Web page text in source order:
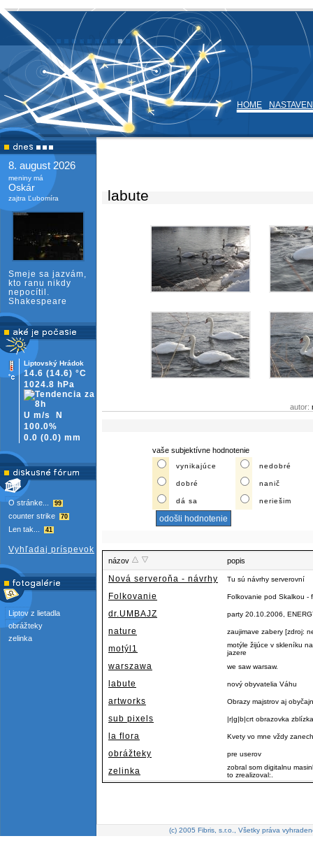
HOME
8. august 2026
meniny má
Oskár
zajtra Ľubomíra
Smeje sa jazvám,
kto ranu nikdy
nepocítil.
Shakespeare
Liptovský Hrádok
14.6 (14.6) °C
1024.8 hPa
U m/s
N
100.0%
0.0 (0.0) mm
O stránke... 99
counter strike 70
Len tak... 41
Vyhľadaj príspevok
Liptov z lietadla
obrážteky
zelinka
labute
autor:
vaše subjektívne hodnotenie
vynikajúce nedobré
dobré nanič
dá sa neriešim
názov popis
Nová serveroňa - návrhy Tu sú návrhy serverovní
Folkovanie Folkovanie pod Skalkou -
dr.UMBAJZ party 20.10.2006,
nature zaujimave zabery [zdroj:
motýl1
motýle žijúce v skleníku
jazere
warszawa we saw warsaw.
labute nový obyvatelia Váhu
artworks Obrazy majstrov aj
sub pixels |r|g|b|crt obrazovka
la flora Kvety vo mne vždy
obrážteky pre userov
zelinka
zobral som digitalnu
to zrealizoval:.
(c) 2005 Fibris, s.r.o., Všetky práva